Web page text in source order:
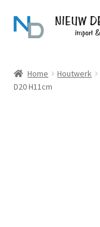
Ga
door
navigatie
Ga
naar
inhoud
Producten
Home Houtwerk
D20 H11cm